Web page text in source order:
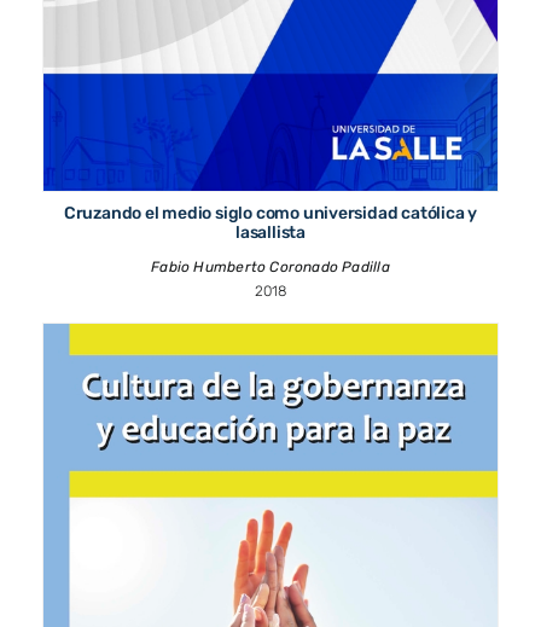
Cruzando el medio siglo como universidad católica y
lasallista
Fabio Humberto Coronado Padilla
2018